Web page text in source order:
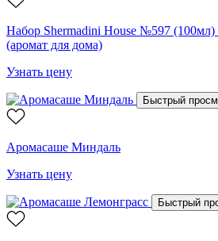
Набор Shermadini House №597 (100мл)
(аромат для дома)
Узнать цену
Быстрый
Аромасаше Миндаль
Узнать цену
Быстрый